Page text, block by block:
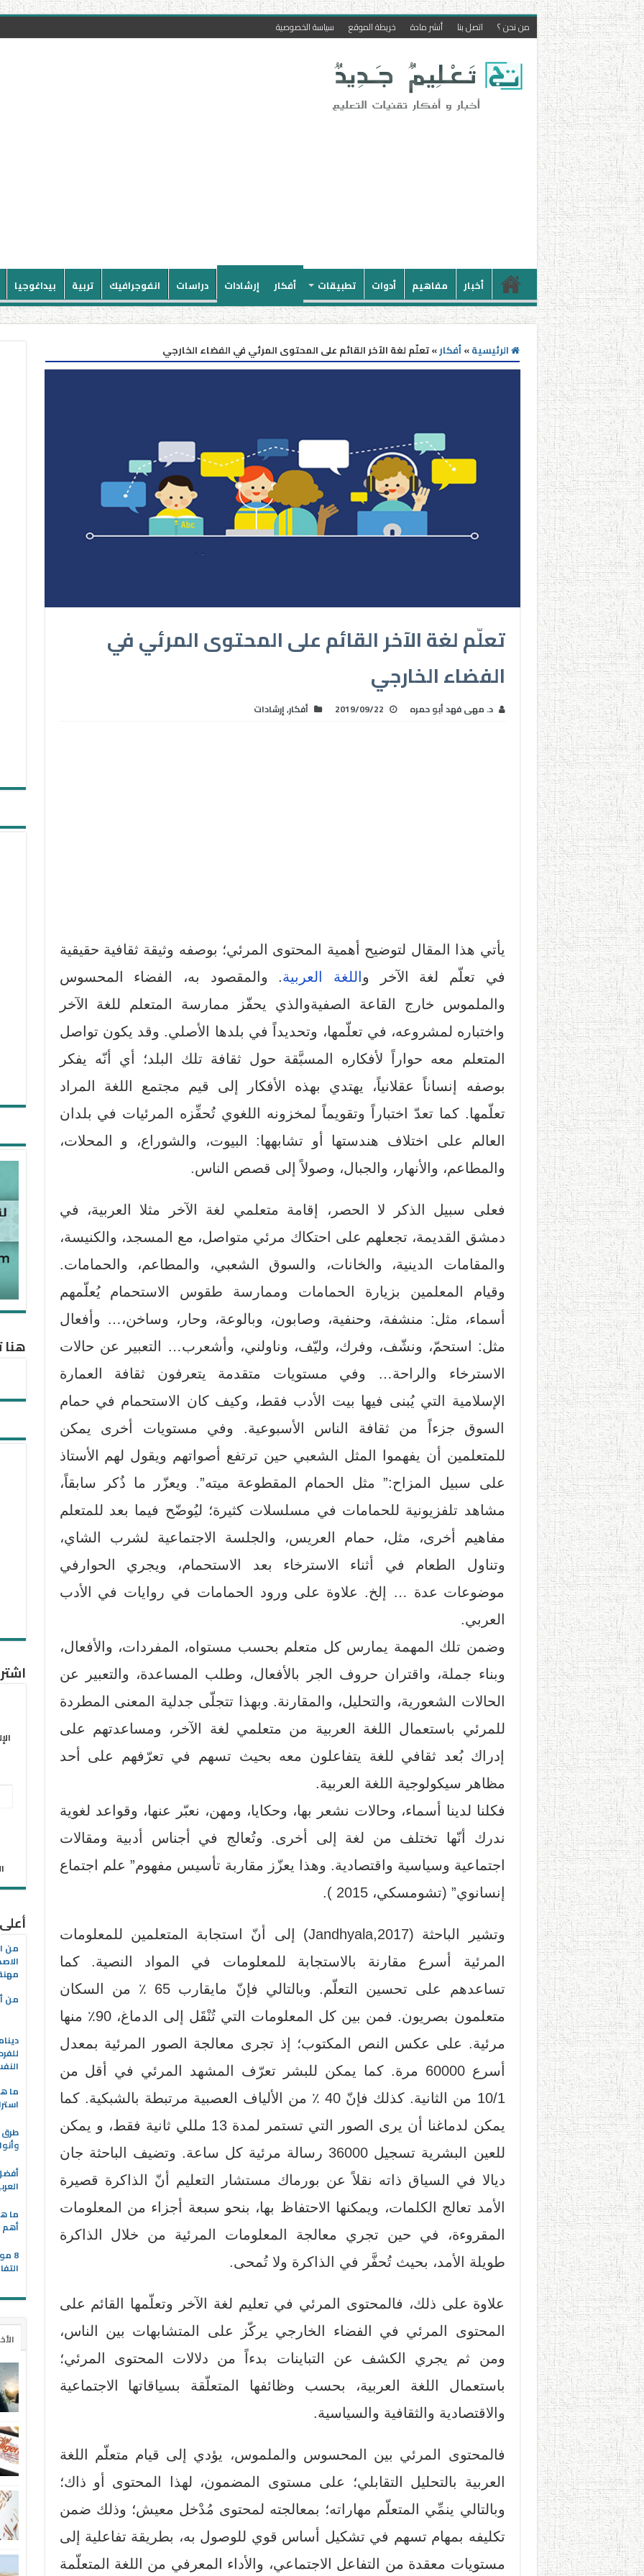
من نحن ؟ اتصل بنا أنشر مادة خريطة الموقع سياسة الخصوصية
أخبار مفاهيم أدوات تطبيقات أفكار إرشادات دراسات انفوجرافيك تربية بيداغوجيا
الرئيسية»أفكار»تعلّم لغة الآخر القائم على المحتوى المرئي في الفضاء الخارجي
تعلّم لغة الآخر القائم على المحتوى المرئي في
الفضاء الخارجي
د. مهى فهد أبو حمره 2019/09/22 أفكار,إرشادات
يأتي هذا المقال لتوضيح أهمية المحتوى المرئي؛ بوصفه وثيقة ثقافية حقيقية
في تعلّم لغة الآخر و اللغة العربية. والمقصود به، الفضاء المحسوس
والملموس خارج القاعة الصفيةوالذي يحفّز ممارسة المتعلم للغة الآخر
واختباره لمشروعه، في تعلّمها، وتحديداً في بلدها الأصلي. وقد يكون تواصل
المتعلم معه حواراً لأفكاره المسبَّقة حول ثقافة تلك البلد؛ أي أنّه يفكر
بوصفه إنساناً عقلانياً، يهتدي بهذه الأفكار إلى قيم مجتمع اللغة المراد
تعلّمها. كما تعدّ اختباراً وتقويماً لمخزونه اللغوي تُحفِّزه المرئيات في بلدان
العالم على اختلاف هندستها أو تشابهها: البيوت، والشوراع، و المحلات،
والمطاعم، والأنهار، والجبال، وصولاً إلى قصص الناس.
فعلى سبيل الذكر لا الحصر، إقامة متعلمي لغة الآخر مثلا العربية، في
دمشق القديمة، تجعلهم على احتكاك مرئي متواصل، مع المسجد، والكنيسة،
والمقامات الدينية، والخانات، والسوق الشعبي، والمطاعم، والحمامات.
وقيام المعلمين بزيارة الحمامات وممارسة طقوس الاستحمام يُعلّمهم
أسماء، مثل: منشفة، وحنفية، وصابون، وبالوعة، وحار، وساخن،… وأفعال
مثل: استحمّ، ونشّف، وفرك، وليّف، وناولني، وأشعرب… التعبير عن حالات
الاسترخاء والراحة… وفي مستويات متقدمة يتعرفون ثقافة العمارة
الإسلامية التي يُبنى فيها بيت الأدب فقط، وكيف كان الاستحمام في حمام
السوق جزءاً من ثقافة الناس الأسبوعية. وفي مستويات أخرى يمكن
للمتعلمين أن يفهموا المثل الشعبي حين ترتفع أصواتهم ويقول لهم الأستاذ
على سبيل المزاح:” مثل الحمام المقطوعة ميته”. ويعزّر ما ذُكر سابقاً،
مشاهد تلفزيونية للحمامات في مسلسلات كثيرة؛ ليُوضّح فيما بعد للمتعلم
مفاهيم أخرى، مثل، حمام العريس، والجلسة الاجتماعية لشرب الشاي،
وتناول الطعام في أثناء الاسترخاء بعد الاستحمام، ويجري الحوارفي
موضوعات عدة … إلخ. علاوة على ورود الحمامات في روايات في الأدب
العربي.
وضمن تلك المهمة يمارس كل متعلم بحسب مستواه، المفردات، والأفعال،
وبناء جملة، واقتران حروف الجر بالأفعال، وطلب المساعدة، والتعبير عن
الحالات الشعورية، والتحليل، والمقارنة. وبهذا تتجلّى جدلية المعنى المطردة
للمرئي باستعمال اللغة العربية من متعلمي لغة الآخر، ومساعدتهم على
إدراك بُعد ثقافي للغة يتفاعلون معه بحيث تسهم في تعرّفهم على أحد
مظاهر سيكولوجية اللغة العربية.
فكلنا لدينا أسماء، وحالات نشعر بها، وحكايا، ومهن، نعبّر عنها، وقواعد لغوية
ندرك أنّها تختلف من لغة إلى أخرى. وتُعالج في أجناس أدبية ومقالات
اجتماعية وسياسية واقتصادية. وهذا يعزّز مقاربة تأسيس مفهوم” علم اجتماع
إنسانوي” (تشومسكي، 2015 ).
وتشير الباحثة (Jandhyala,2017) إلى أنّ استجابة المتعلمين للمعلومات
المرئية أسرع مقارنة بالاستجابة للمعلومات في المواد النصية. كما
تساعدهم على تحسين التعلّم. وبالتالي فإنّ مايقارب 65 ٪ من السكان
متعلمون بصريون. فمن بين كل المعلومات التي تُنْقَل إلى الدماغ، 90٪ منها
مرئية. على عكس النص المكتوب؛ إذ تجرى معالجة الصور المرئية بمعدل
أسرع 60000 مرة. كما يمكن للبشر تعرّف المشهد المرئي في أقل من
10/1 من الثانية. كذلك فإنّ 40 ٪ من الألياف العصبية مرتبطة بالشبكية. كما
يمكن لدماغنا أن يرى الصور التي تستمر لمدة 13 مللي ثانية فقط، و يمكن
للعين البشرية تسجيل 36000 رسالة مرئية كل ساعة. وتضيف الباحثة جان
ديالا في السياق ذاته نقلاً عن بورماك مستشار التعليم أنّ الذاكرة قصيرة
الأمد تعالج الكلمات، ويمكنها الاحتفاظ بها، بنحو سبعة أجزاء من المعلومات
المقروءة، في حين تجري معالجة المعلومات المرئية من خلال الذاكرة
طويلة الأمد، بحيث تُحفَّر في الذاكرة ولا تُمحى.
علاوة على ذلك، فالمحتوى المرئي في تعليم لغة الآخر وتعلّمها القائم على
المحتوى المرئي في الفضاء الخارجي يركّز على المتشابهات بين الناس،
ومن ثم يجري الكشف عن التباينات بدءاً من دلالات المحتوى المرئي؛
باستعمال اللغة العربية، بحسب وظائفها المتعلّقة بسياقاتها الاجتماعية
والاقتصادية والثقافية والسياسية.
فالمحتوى المرئي بين المحسوس والملموس، يؤدي إلى قيام متعلّم اللغة
العربية بالتحليل التقابلي؛ على مستوى المضمون، لهذا المحتوى أو ذاك؛
وبالتالي ينمِّي المتعلّم مهاراته؛ بمعالجته لمحتوى مُدْخل معيش؛ وذلك ضمن
تكليفه بمهام تسهم في تشكيل أساس قوي للوصول به، بطريقة تفاعلية إلى
مستويات معقدة من التفاعل الاجتماعي، والأداء المعرفي من اللغة المتعلّمة
هنا
من
من
ما
طرق
ما
أهم
8